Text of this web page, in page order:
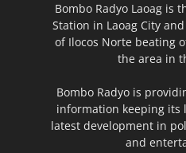
Bombo Radyo Laoag is
Station in Laoag City
of Ilocos Norte beating
the area in
Bombo Radyo is
information keeping its
latest development in
and